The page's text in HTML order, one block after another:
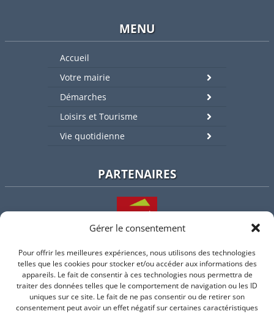
Gérer le consentement
Pour offrir les meilleures expériences, nous utilisons des technologies
telles que les cookies pour stocker et/ou accéder aux informations des
appareils. Le fait de consentir à ces technologies nous permettra de
traiter des données telles que le comportement de navigation ou les ID
uniques sur ce site. Le fait de ne pas consentir ou de retirer son
consentement peut avoir un effet négatif sur certaines caractéristiques
MENU
Accueil
Votre mairie
Démarches
Loisirs et Tourisme
Vie quotidienne
PARTENAIRES
L'intercommunalité
Intramuros